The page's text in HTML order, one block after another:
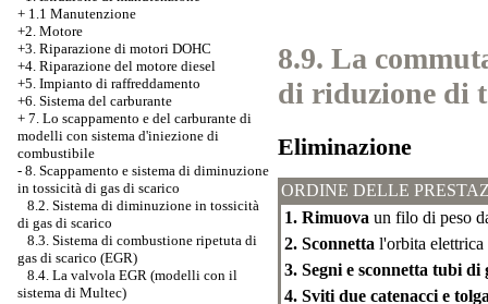
+ 1.1 Manutenzione
+2. Motore
+3. Riparazione di motori DOHC
+4. Riparazione del motore diesel
+5. Impianto di raffreddamento
+6. Sistema del carburante
+ 7. Lo scappamento e del carburante di
modelli con sistema d'iniezione di
combustibile
- 8. Scappamento e sistema di diminuzione
in tossicità di gas di scarico
8.2. Sistema di diminuzione in tossicità
di gas di scarico
8.3. Sistema di combustione ripetuta di
gas di scarico (EGR)
8.4. La valvola EGR (modelli con il
sistema di Multec)
8.9. La
di riduzione di
Eliminazione
ORDINE DELLE
1. Rimuova un filo di peso
2. Sconnetta l'orbita
3. Segni e sconnetta tubi
4. Sviti due catenacci e